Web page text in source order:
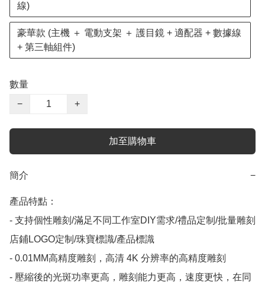
線)
豪華款 (主機 ＋ 電動支架 ＋ 護目鏡 + 適配器 + 數據線
+ 第三軸組件)
數量
−
+
加至購物車
簡介 −
產品特點：
- 支持個性雕刻/滿足不同工作室DIY需求/禮品定制/批量雕刻
店鋪LOGO定制/珠寶標識/產品標識
- 0.01MM高精度雕刻，高清 4K 分辨率的高精度雕刻
- 壓縮後的光斑功率更高，雕刻能力更高，速度更快，在同